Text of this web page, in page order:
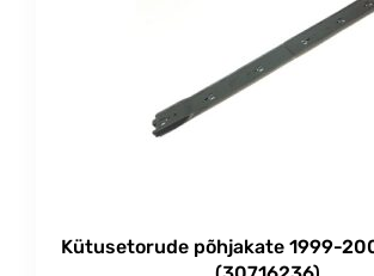
Kütusetorude põhjakate 1999-